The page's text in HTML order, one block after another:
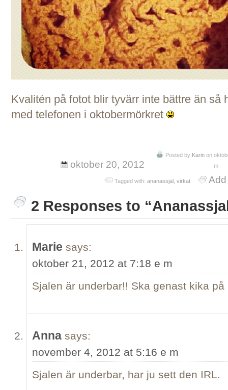
Kvalitén på fotot blir tyvärr inte bättre än så
med telefonen i oktobermörkret
oktober 20, 2012
Posted by Karin on
m
Tagged with:ananassjal ,virkat
2 Responses to
Marie says:
oktober 21, 2012 at 7:18 e m
Sjalen är underbar!! Ska genast kika
Anna says:
november 4, 2012 at 5:16 e m
Sjalen är underbar, har ju sett den IRL.